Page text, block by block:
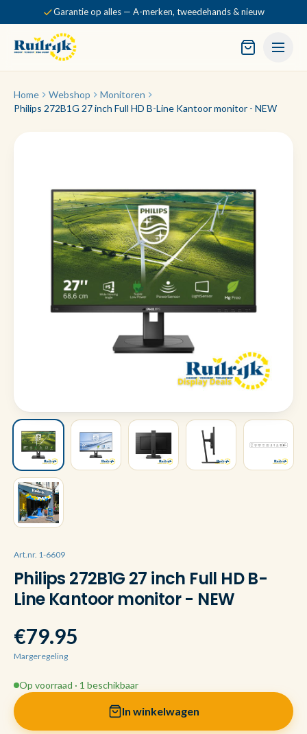
Garantie op alles — A-merken, tweedehands & nieuw
Home Webshop
Monitoren
Philips 272B1G 27 inch Full HD B-Line Kantoor monitor - NEW
Art.nr. 1-6609
Philips 272B1G 27 inch Full HD B-
Line Kantoor monitor - NEW
€79.95
Margeregeling
Op voorraad · 1 beschikbaar
In winkelwagen